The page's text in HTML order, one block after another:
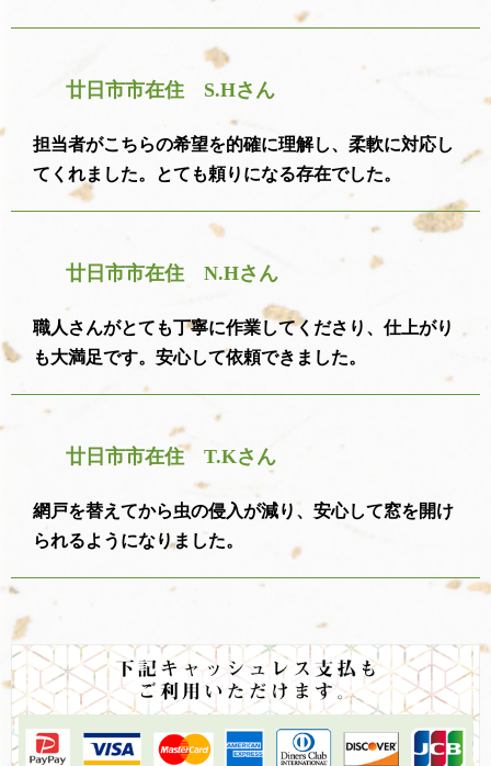
廿日市市在住 S.Hさん
担当者がこちらの希望を的確に理解し、柔軟に対応し
てくれました。とても頼りになる存在でした。
廿日市市在住 N.Hさん
職人さんがとても丁寧に作業してくださり、仕上がり
も大満足です。安心して依頼できました。
廿日市市在住 T.Kさん
網戸を替えてから虫の侵入が減り、安心して窓を開け
られるようになりました。